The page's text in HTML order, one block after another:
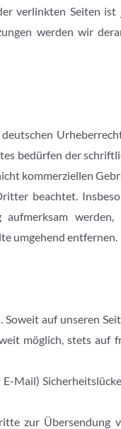
verlinkten Seiten ist
werden wir
bedürfen der
kommerziellen
beachtet.
aufmerksam
umgehend entfernen.
auf unseren
möglich, stets auf
Mail)
zur Übersendung